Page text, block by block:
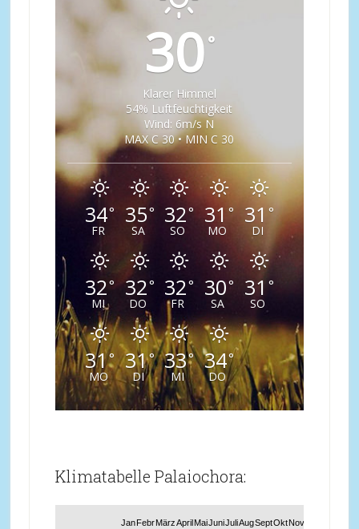
30°
Klarer Himmel
54% Luftfeuchtigkeit
Wind: 6m/s N
MAX C 30 • MIN C 30
34°
FR
35°
SA
32°
SO
31°
MO
31 °
DI
32°
MI
32°
DO
32°
FR
30°
SA
31°
SO
31°
MO
31°
DI
33°
MI
34°
DO
Klimatabelle Palaiochora:
Jan FebrMärzApril MaiJuniJuliAugSeptOktNov